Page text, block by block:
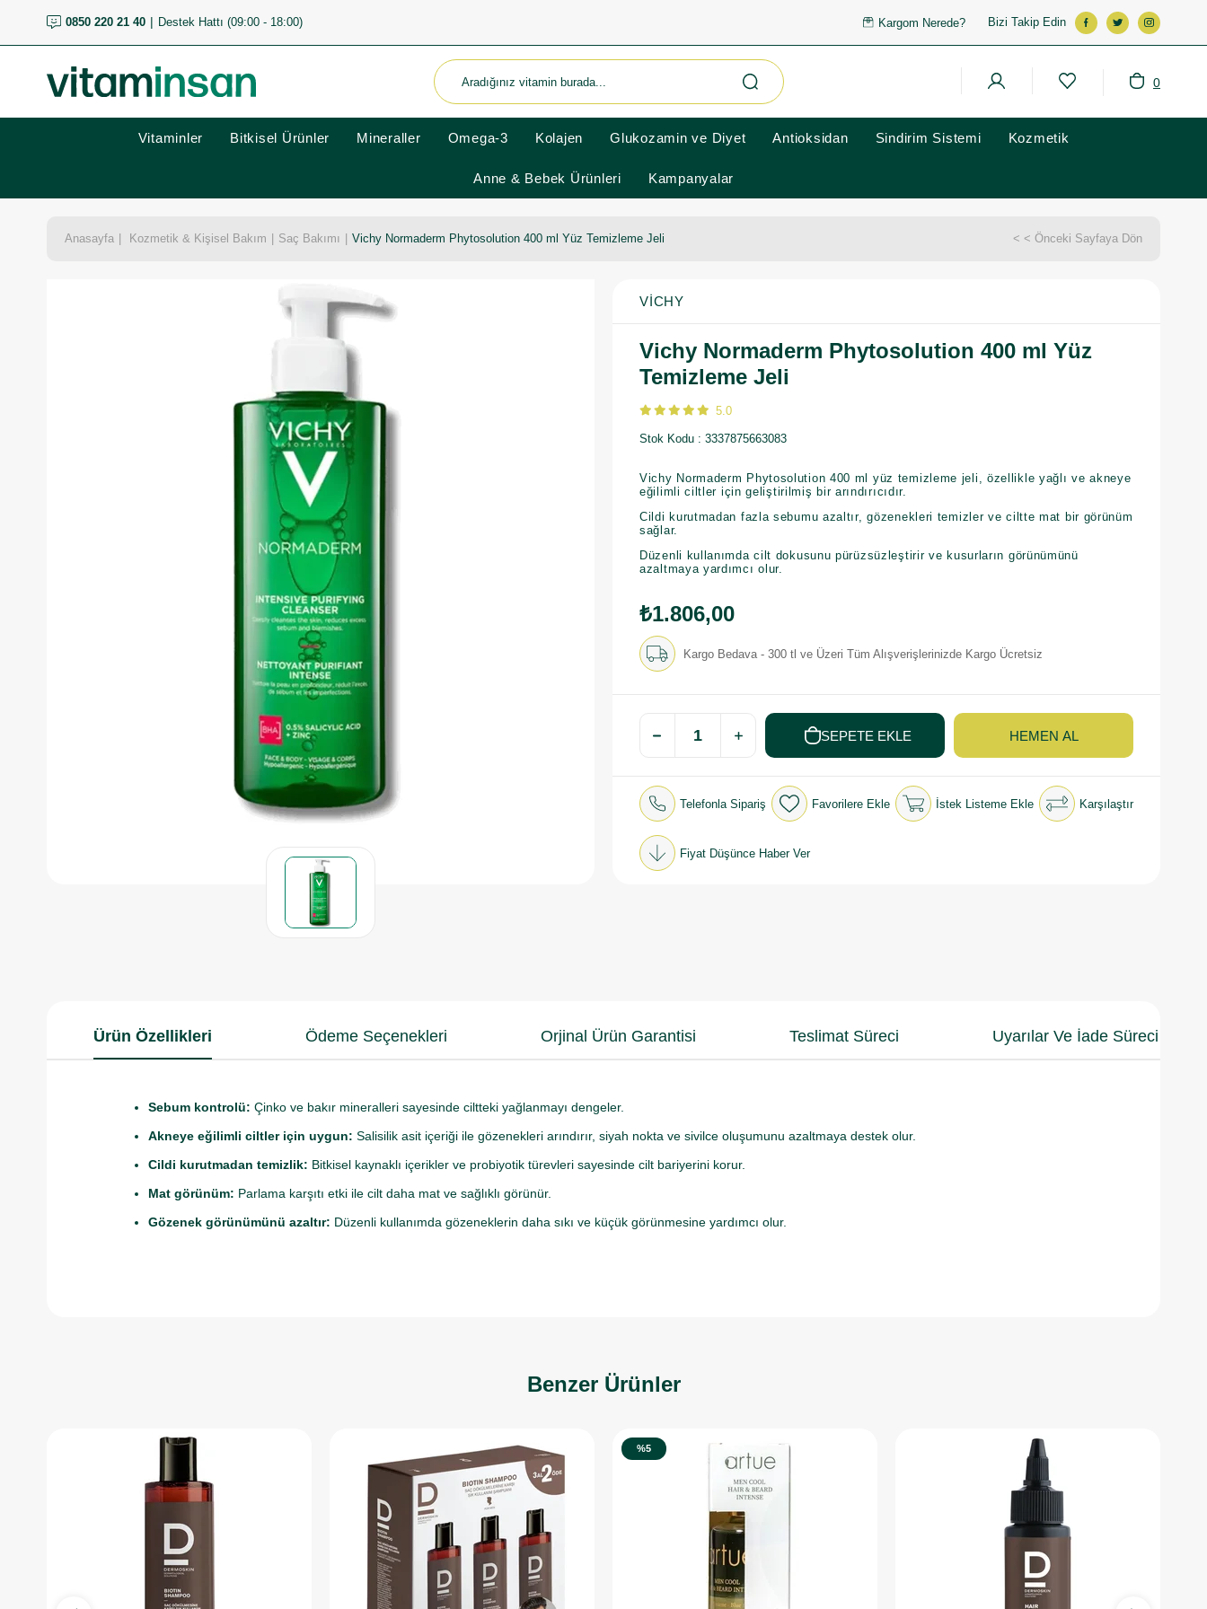
0850 220 21 40 Destek Hattı (09:00 - 18:00) Kargom Nerede? Bizi Takip Edin
0
Vitaminler Bitkisel Ürünler Mineraller Omega-3 Kolajen Glukozamin ve Diyet Antioksidan Sindirim Sistemi Kozmetik
Anne & Bebek Ürünleri Kampanyalar
Anasayfa Kozmetik & Kişisel Bakım Saç Bakımı Vichy Normaderm Phytosolution 400 ml Yüz Temizleme Jeli < < Önceki Sayfaya Dön
VICHY
Vichy Normaderm Phytosolution 400 ml Yüz
Temizleme Jeli
5.0
Stok Kodu 3337875663083
Vichy Normaderm Phytosolution 400 ml yüz temizleme jeli, özellikle yağlı ve akneye
eğilimli ciltler için geliştirilmiş bir arındırıcıdır.
Cildi kurutmadan fazla sebumu azaltır, gözenekleri temizler ve ciltte mat bir görünüm
sağlar.
Düzenli kullanımda cilt dokusunu pürüzsüzleştirir ve kusurların görünümünü
azaltmaya yardımcı olur.
₺1.806,00
Kargo Bedava - 300 tl ve Üzeri Tüm Alışverişlerinizde Kargo Ücretsiz
Telefonla Sipariş Favorilere Ekle İstek Listeme Ekle Karşılaştır
Fiyat Düşünce Haber Ver
Ürün Özellikleri Ödeme Seçenekleri Orjinal Ürün Garantisi Teslimat Süreci Uyarılar Ve İade Süreci
Sebum kontrolü: Çinko ve bakır mineralleri sayesinde ciltteki yağlanmayı dengeler.
Akneye eğilimli ciltler için uygun: Salisilik asit içeriği ile gözenekleri arındırır, siyah nokta ve sivilce oluşumunu azaltmaya destek olur.
Cildi kurutmadan temizlik: Bitkisel kaynaklı içerikler ve probiyotik türevleri sayesinde cilt bariyerini korur.
Mat görünüm: Parlama karşıtı etki ile cilt daha mat ve sağlıklı görünür.
Gözenek görünümünü azaltır: Düzenli kullanımda gözeneklerin daha sıkı ve küçük görünmesine yardımcı olur.
Benzer Ürünler
%5